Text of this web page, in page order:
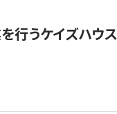
行うケイズハ